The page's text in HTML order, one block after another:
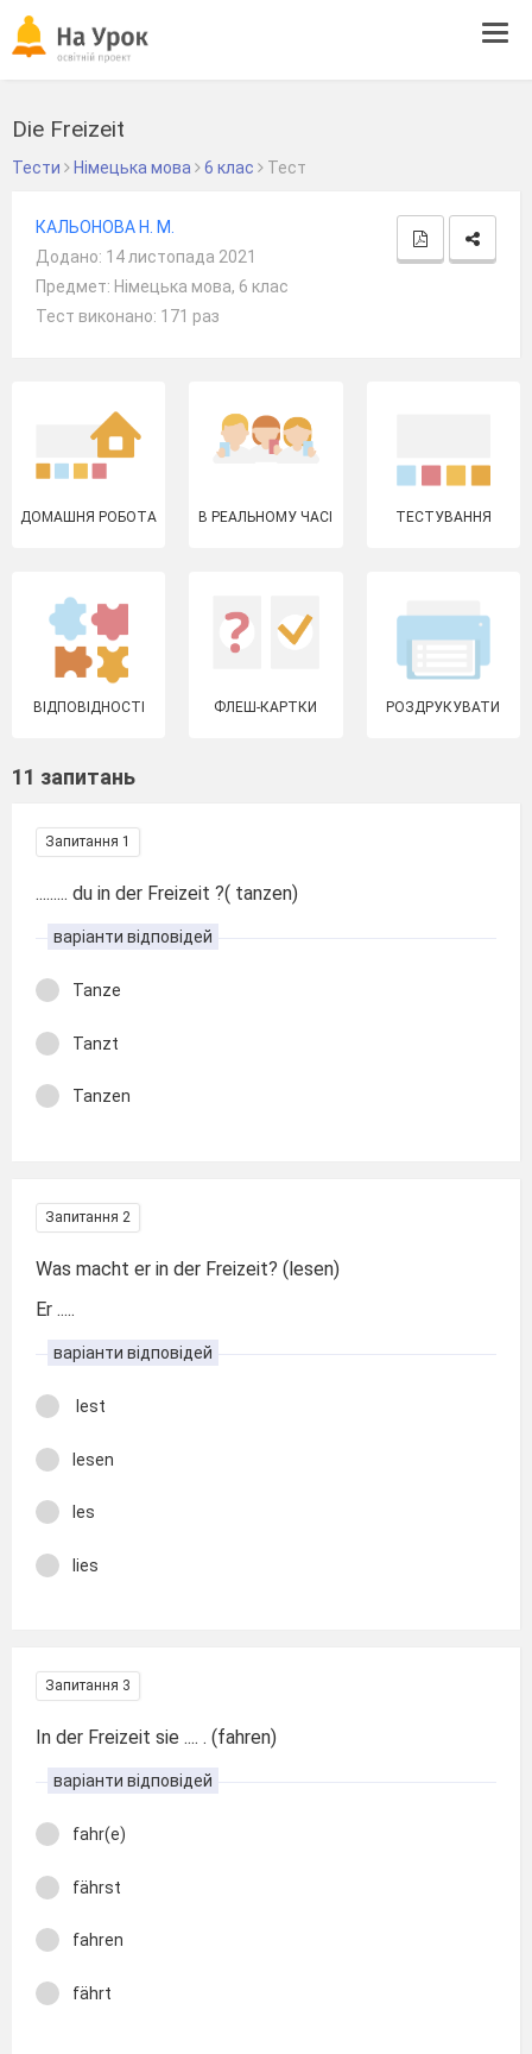
Die Freizeit
Тести Німецька мова 6 клас Тест
КАЛЬОНОВА Н. М.
Додано: 14 листопада 2021
Предмет: Німецька мова, 6 клас
Тест виконано: 171 раз
ДОМАШНЯ РОБОТА В РЕАЛЬНОМУ ЧАСІ ТЕСТУВАННЯ
ВІДПОВІДНОСТІ ФЛЕШ-КАРТКИ РОЗДРУКУВАТИ
11 запитань
Запитання 1
......... du in der Freizeit ?( tanzen)
варіанти відповідей
Tanze
Tanzt
Tanzen
Запитання 2
Was macht er in der Freizeit? (lesen)
Er .....
варіанти відповідей
lest
lesen
les
lies
Запитання 3
In der Freizeit sie .... . (fahren)
варіанти відповідей
fahr(e)
fährst
fahren
fährt